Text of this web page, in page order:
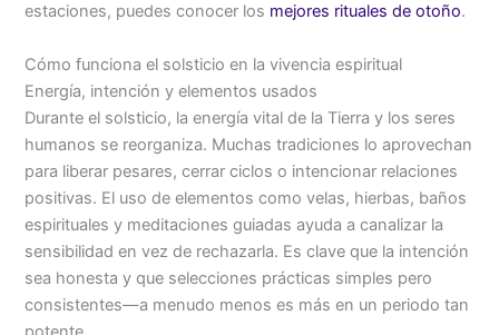
estaciones, puedes conocer los mejores rituales de otoño.
Cómo funciona el solsticio en la vivencia espiritual
Energía, intención y elementos usados
Durante el solsticio, la energía vital de la Tierra y los seres
humanos se reorganiza. Muchas tradiciones lo aprovechan
para liberar pesares, cerrar ciclos o intencionar relaciones
positivas. El uso de elementos como velas, hierbas, baños
espirituales y meditaciones guiadas ayuda a canalizar la
sensibilidad en vez de rechazarla. Es clave que la intención
sea honesta y que selecciones prácticas simples pero
consistentes—a menudo menos es más en un periodo tan